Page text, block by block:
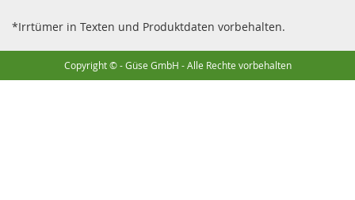
*Irrtümer in Texten und Produktdaten vorbehalten.
Copyright © - Güse GmbH - Alle Rechte vorbehalten